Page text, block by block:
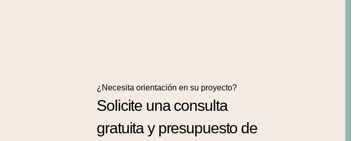
¿Necesita orientación en su proyecto?
Solicite una consulta
gratuita y presupuesto de